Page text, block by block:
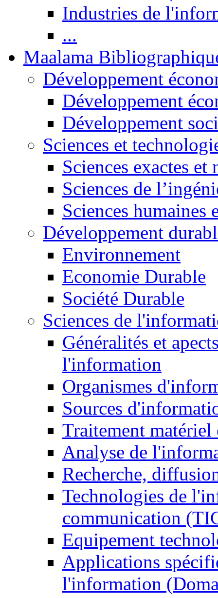
Industries de
...
Maalama
Développement
Développement
Développement
Sciences et
Sciences exactes et
Sciences de
Sciences humaines
Développement
Environnement
Economie Durable
Société Durable
Sciences de
Généralités et
l'information
Organismes
Sources
Traitement matériel
Analyse de
Recherche,
Technologies de
communication
Equipement
Applications
l'information